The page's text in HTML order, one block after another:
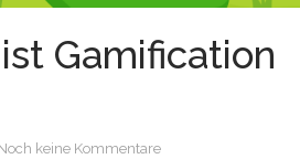
Gamification
keine Kommentare